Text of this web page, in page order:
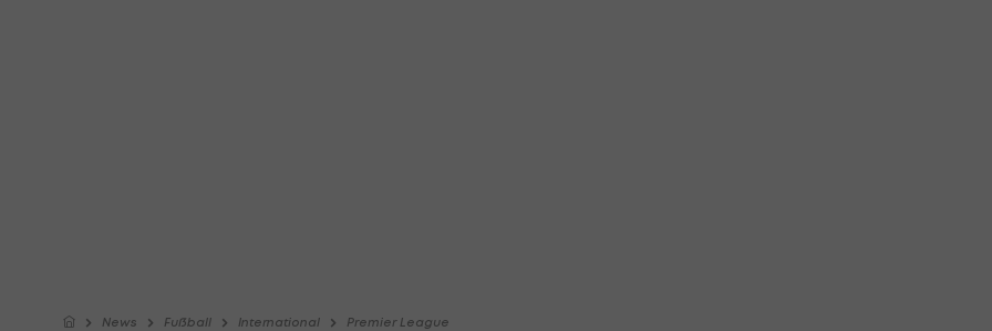
News Fußball International Premier League